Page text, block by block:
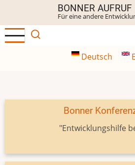
Inhalt
BONNER AUFRUF
Für eine andere
Deutsch
Bonner
"Entwicklungshilfe